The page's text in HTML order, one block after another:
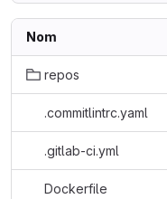
Nom
repos
.commitlintrc.yaml
.gitlab-ci.yml
Dockerfile